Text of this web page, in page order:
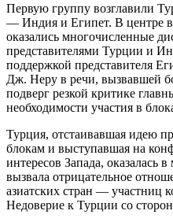
Первую группу возглавили
— Индия и Египет. В центре
оказались многочисленные
представителями Турции и
поддержкой представителя
Дж. Неру в речи, вызвавшей
подверг резкой критике
необходимости участия в
Турция, отстаивавшая идею
блокам и выступавшая на
интересов Запада, оказалась
вызвала отрицательное
азиатских стран — участниц
Недоверие к Турции со